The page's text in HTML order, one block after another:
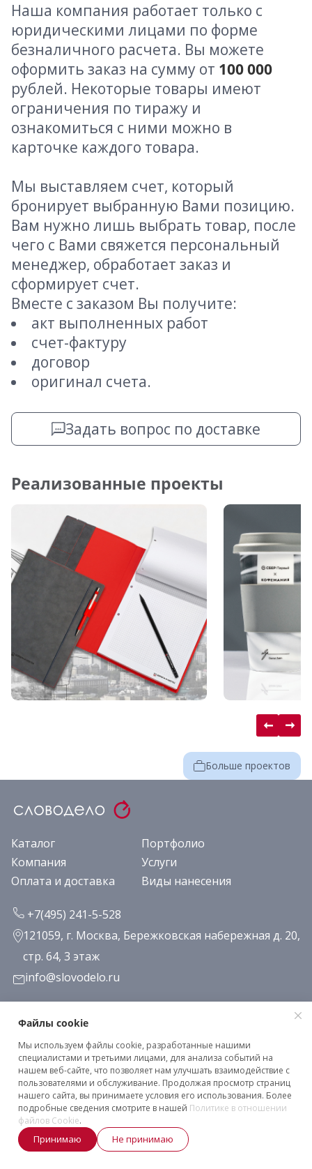
Наша компания работает только с
юридическими лицами по форме
безналичного расчета. Вы можете
оформить заказ на сумму от 100 000
рублей. Некоторые товары имеют
ограничения по тиражу и
ознакомиться с ними можно в
карточке каждого товара.
Мы выставляем счет, который
бронирует выбранную Вами позицию.
Вам нужно лишь выбрать товар, после
чего с Вами свяжется персональный
менеджер, обработает заказ и
сформирует счет.
Вместе с заказом Вы получите:
акт выполненных работ
счет-фактуру
договор
оригинал счета.
Задать вопрос по доставке
Реализованные проекты
Больше проектов
Каталог
Портфолио
Компания
Услуги
Оплата и доставка
Виды нанесения
+7(495) 241-5-528
121059, г. Москва, Бережковская набережная д. 20,
стр. 64, 3 этаж
info@slovodelo.ru
Заказать звонок
Подписаться на рассылку
Клиентское соглашение
Политика конфиденциальности
2026 © «Словодело». Все права защищены
Файлы cookie
Мы используем файлы cookie, разработанные нашими
специалистами и третьими лицами, для анализа событий на
нашем веб-сайте, что позволяет нам улучшать взаимодействие с
пользователями и обслуживание. Продолжая просмотр страниц
нашего сайта, вы принимаете условия его использования. Более
подробные сведения смотрите в нашей Политике в отношении
файлов Cookie.
Принимаю Не принимаю